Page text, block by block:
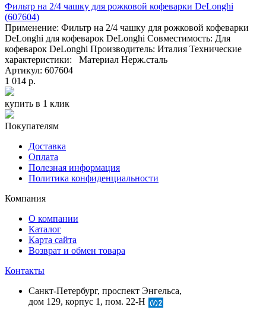
Фильтр на 2/4 чашку для рожковой кофеварки DeLonghi
(607604)
Применение: Фильтр на 2/4 чашку для рожковой кофеварки
DeLonghi для кофеварок DeLonghi Совместимость: Для
кофеварок DeLonghi Производитель: Италия Технические
характеристики: Материал Нерж.сталь
Артикул: 607604
1 014 р.
купить в 1 клик
Покупателям
Доставка
Оплата
Полезная информация
Политика конфиденциальности
Компания
О компании
Каталог
Карта сайта
Возврат и обмен товара
Контакты
Санкт-Петербург, проспект Энгельса,
дом 129, корпус 1, пом. 22-Н